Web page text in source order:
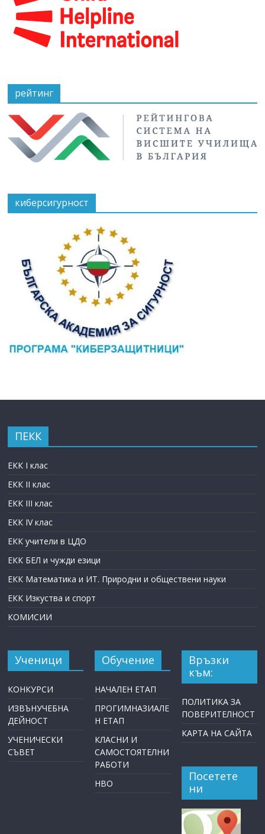
рейтинг
киберсигурност
ПЕКК
ЕКК I клас
ЕКК II клас
ЕКК III клас
ЕКК IV клас
ЕКК учители в ЦДО
ЕКК БЕЛ и чужди езици
ЕКК Математика и ИТ. Природни и обществени науки
ЕКК Изкуства и спорт
КОМИСИИ
Ученици
КОНКУРСИ
ИЗВЪНУЧЕБНА
ДЕЙНОСТ
УЧЕНИЧЕСКИ
СЪВЕТ
Обучение
НАЧАЛЕН ЕТАП
ПРОГИМНАЗИАЛЕ
Н ЕТАП
КЛАСНИ И
САМОСТОЯТЕЛНИ
РАБОТИ
НВО
Връзки
към:
ПОЛИТИКА ЗА
ПОВЕРИТЕЛНОСТ
КАРТА НА САЙТА
Посетете
ни